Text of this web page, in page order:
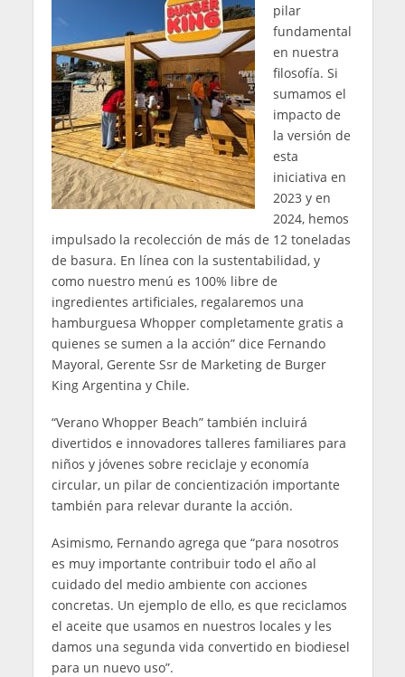
pilar
fundamental
en nuestra
filosofía. Si
sumamos el
impacto de
la versión de
esta
iniciativa en
2023 y en
2024, hemos
impulsado la recolección de más de 12 toneladas
de basura. En línea con la sustentabilidad, y
como nuestro menú es 100% libre de
ingredientes artificiales, regalaremos una
hamburguesa Whopper completamente gratis a
quienes se sumen a la acción” dice Fernando
Mayoral, Gerente Ssr de Marketing de Burger
King Argentina y Chile.
“Verano Whopper Beach” también incluirá
divertidos e innovadores talleres familiares para
niños y jóvenes sobre reciclaje y economía
circular, un pilar de concientización importante
también para relevar durante la acción.
Asimismo, Fernando agrega que “para nosotros
es muy importante contribuir todo el año al
cuidado del medio ambiente con acciones
concretas. Un ejemplo de ello, es que reciclamos
el aceite que usamos en nuestros locales y les
damos una segunda vida convertido en biodiesel
para un nuevo uso”.